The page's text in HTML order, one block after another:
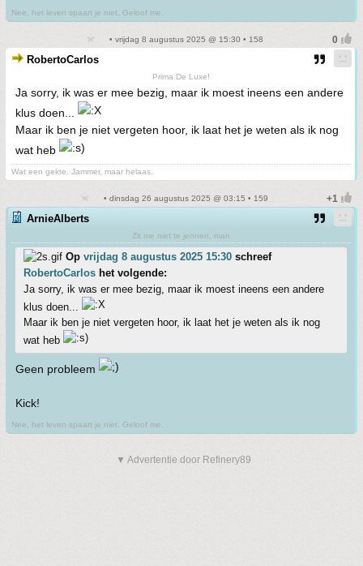
Nee, het leven spaart je niet. Geloof me.
• vrijdag 8 augustus 2025 @ 15:30 • 158
RobertoCarlos
Prima De Luxe!
Ja sorry, ik was er mee bezig, maar ik moest ineens een andere
klus doen...
Maar ik ben je niet vergeten hoor, ik laat het je weten als ik nog
wat heb
Wat een gekte. Jammer, maar helaas.
• dinsdag 26 augustus 2025 @ 03:15 • 159
ArnieAlberts
Zit me niet te jennen, man
Op vrijdag 8 augustus 2025 15:30 schreef
RobertoCarlos het volgende:
Ja sorry, ik was er mee bezig, maar ik moest ineens een andere
klus doen...
Maar ik ben je niet vergeten hoor, ik laat het je weten als ik nog
wat heb
Geen probleem
Kick!
Nee, het leven spaart je niet. Geloof me.
▼ Advertentie door Refinery89